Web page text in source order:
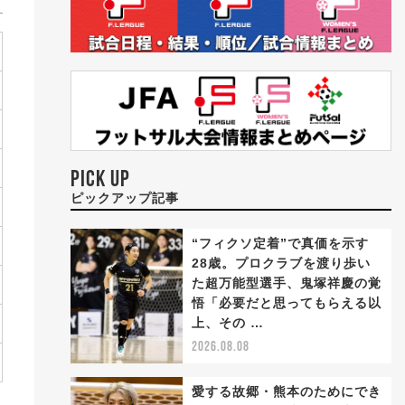
PICK UP
ピックアップ記事
“フィクソ定着”で真価を示す
28歳。プロクラブを渡り歩い
た超万能型選手、鬼塚祥慶の覚
悟「必要だと思ってもらえる以
上、その …
2026.08.08
愛する故郷・熊本のためにでき